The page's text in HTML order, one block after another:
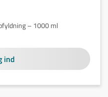
– 1000 ml
ind